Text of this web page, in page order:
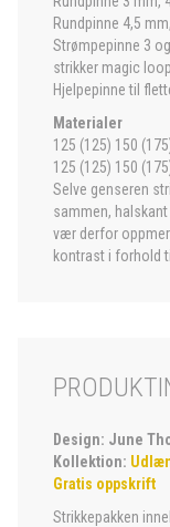
Rundpinne 4,5
Strømpepinne 3
strikker magic
Hjelpepinne til
Materialer
125 (125) 150
125 (125) 150
Selve genseren
sammen,
vær derfor
kontrast i forhold
Design: June
Kollektion:
Gratis oppskrift
Strikkepakken